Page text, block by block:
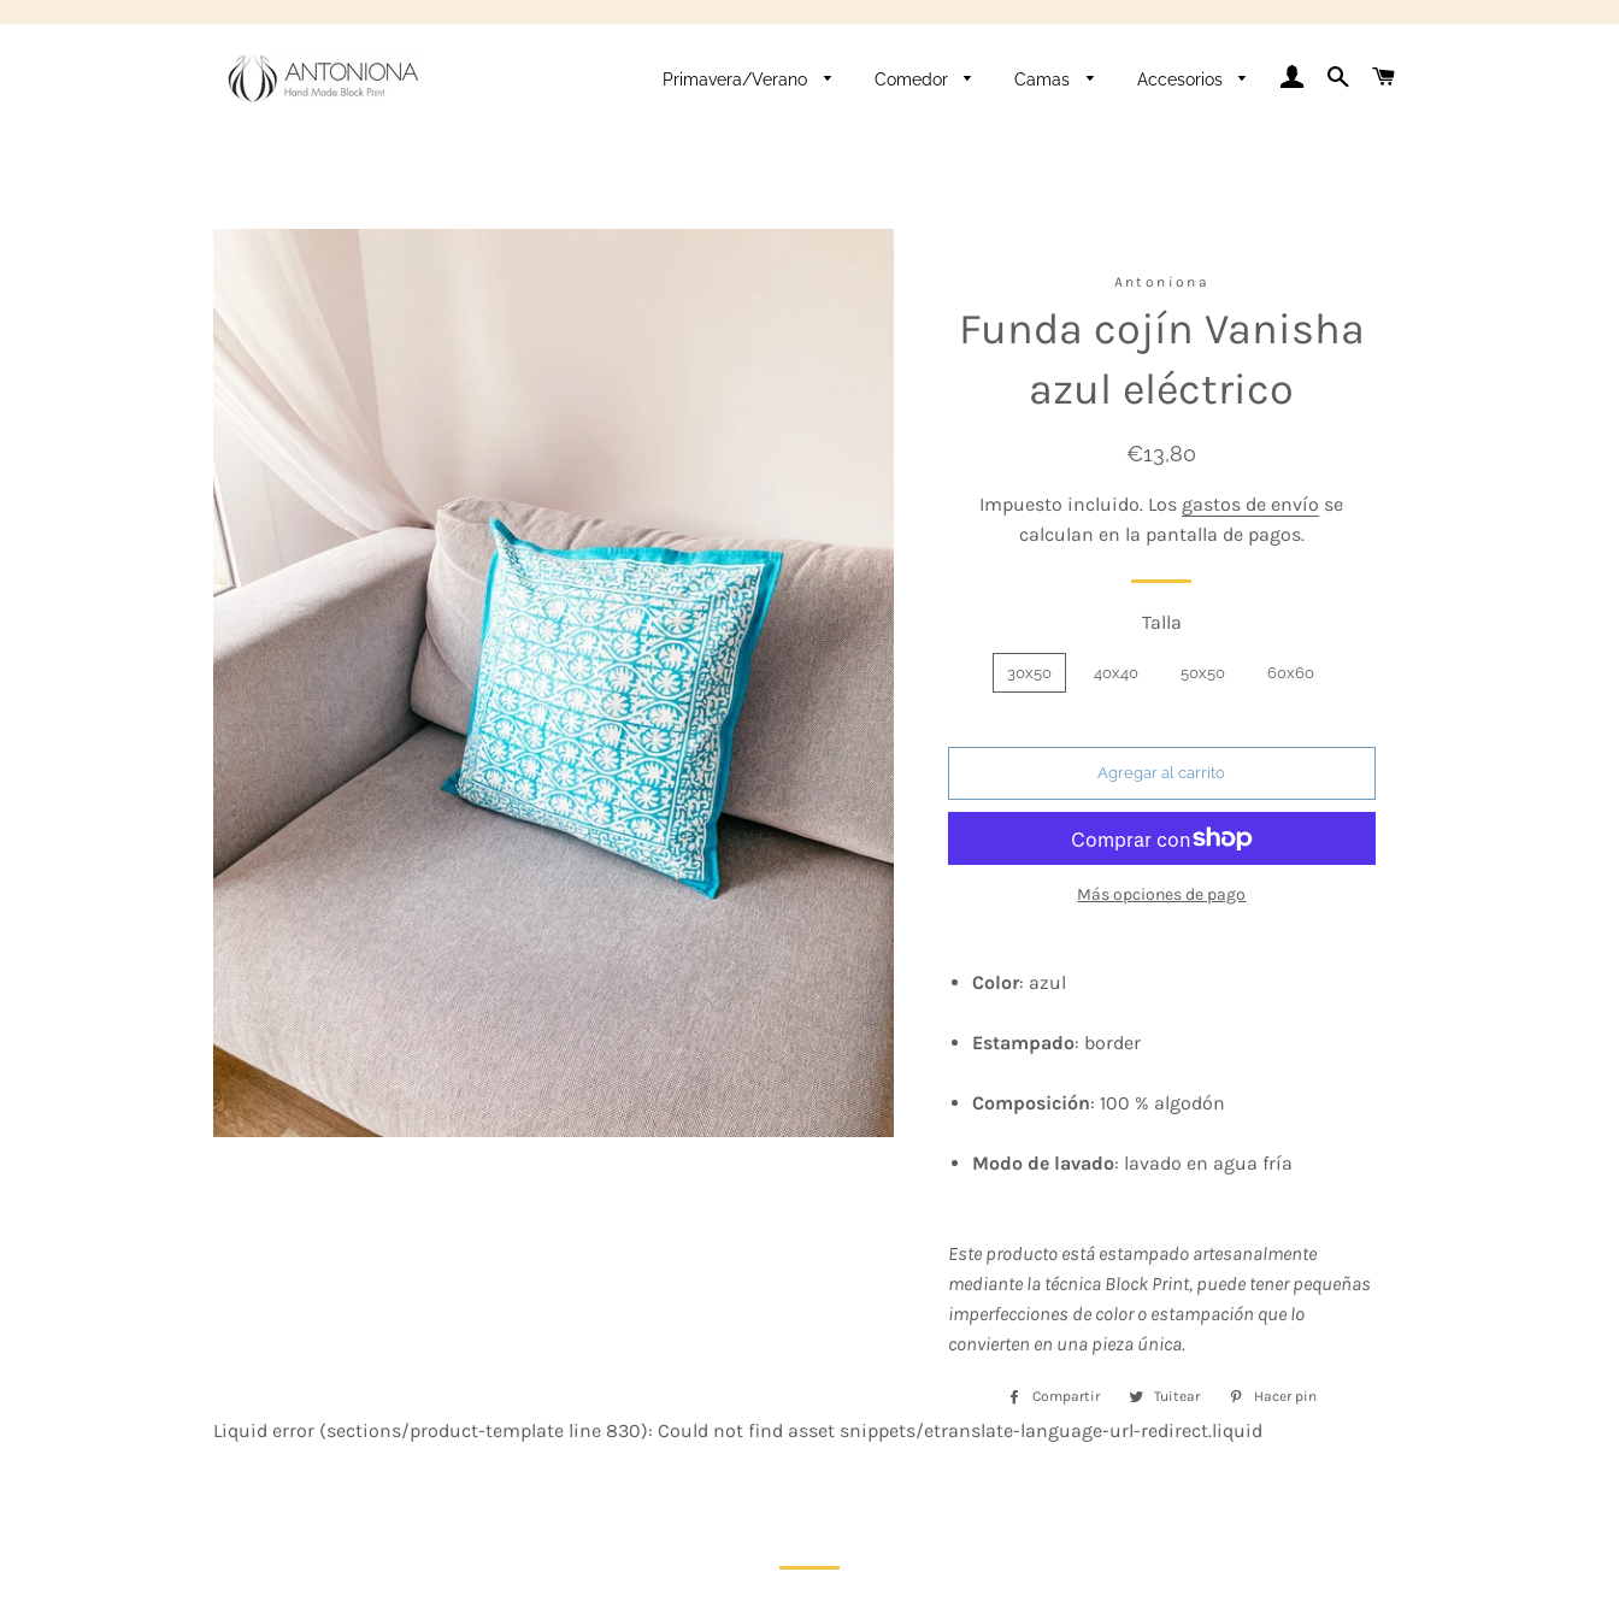
Primavera/Verano Comedor Camas Accesorios IngresarBuscarCarrito
Antoniona
Funda cojín Vanisha
azul eléctrico
Precio
Precio
venta
€13,80
Impuesto incluido. Los gastos de envío se
calculan en la pantalla de pagos.
Talla
30x50 40x40 50x50 60x60
Agregar al carrito
Más opciones de pago
Color: azul
Estampado: border
Composición: 100 % algodón
Modo de lavado: lavado en agua fría
Este producto está estampado artesanalmente
mediante la técnica Block Print, puede tener pequeñas
imperfecciones de color o estampación que lo
convierten en una pieza única.
Compartir
CompartirTuitear
Tuitear
en
Hacer pin
Liquid error (sections/product-template line 830): Could not find asset snippets/etranslate-language-url-redirect.liquid